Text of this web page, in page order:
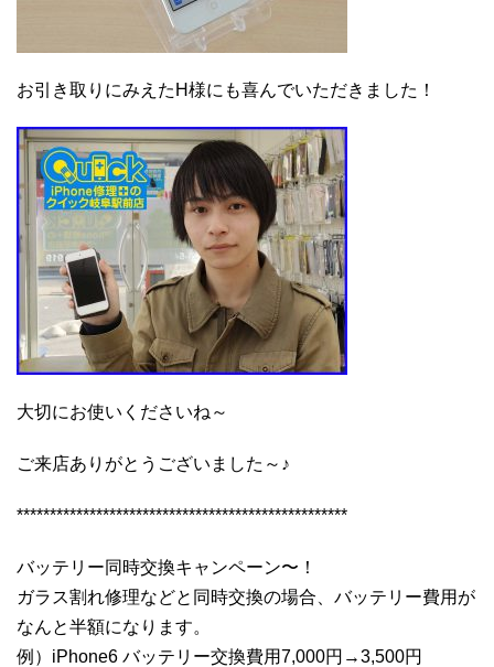
お引き取りにみえたH様にも喜んでいただきました！
大切にお使いくださいね～
ご来店ありがとうございました～♪
**************************************************
バッテリー同時交換キャンペーン〜！
ガラス割れ修理などと同時交換の場合、バッテリー費用が
なんと半額になります。
例）iPhone6 バッテリー交換費用7,000円→3,500円